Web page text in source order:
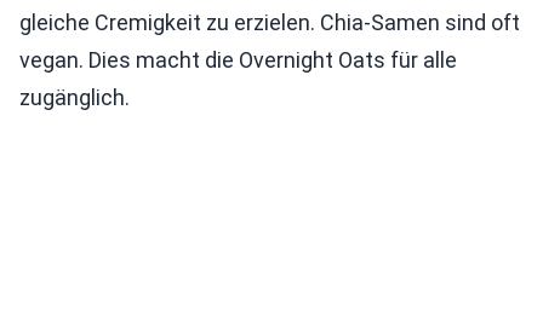
gleiche Cremigkeit zu erzielen. Chia-Samen sind oft
vegan. Dies macht die Overnight Oats für alle
zugänglich.